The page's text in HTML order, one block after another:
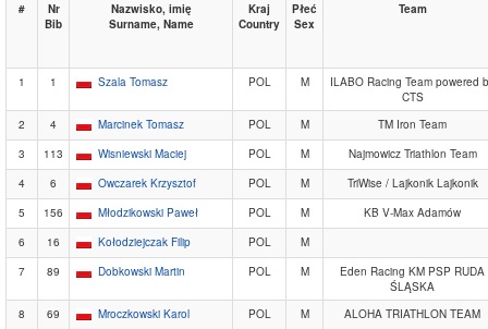
#
Nr
Bib
Nazwisko, imię
Surname, Name
Kraj
Country
Płeć
Sex
Team
1 1 Szala Tomasz POL M
ILABO Racing Team powered
CTS
2
4 Marcinek Tomasz POL M
TM Iron Team
3
113 Wisniewski Maciej POL M
Najmowicz Triathlon Team
4
6 Owczarek Krzysztof POL M
TriWise / Lajkonik Lajkonik
5
156 Młodzikowski Paweł POL M
KB V-Max Adamów
6
16 Kołodziejczak Filip POL
M
7
89 Dobkowski Martin POL M
Eden Racing KM PSP RUDA
ŚLĄSKA
8
69 Mroczkowski Karol POL M
ALOHA TRIATHLON TEAM